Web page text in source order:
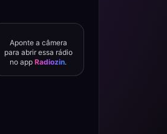
Aponte a câmera
para abrir essa rádio
no appRadiozin.